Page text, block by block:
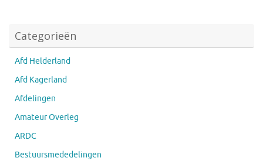
Categorieën
Afd Helderland
Afd Kagerland
Afdelingen
Amateur Overleg
ARDC
Bestuursmededelingen